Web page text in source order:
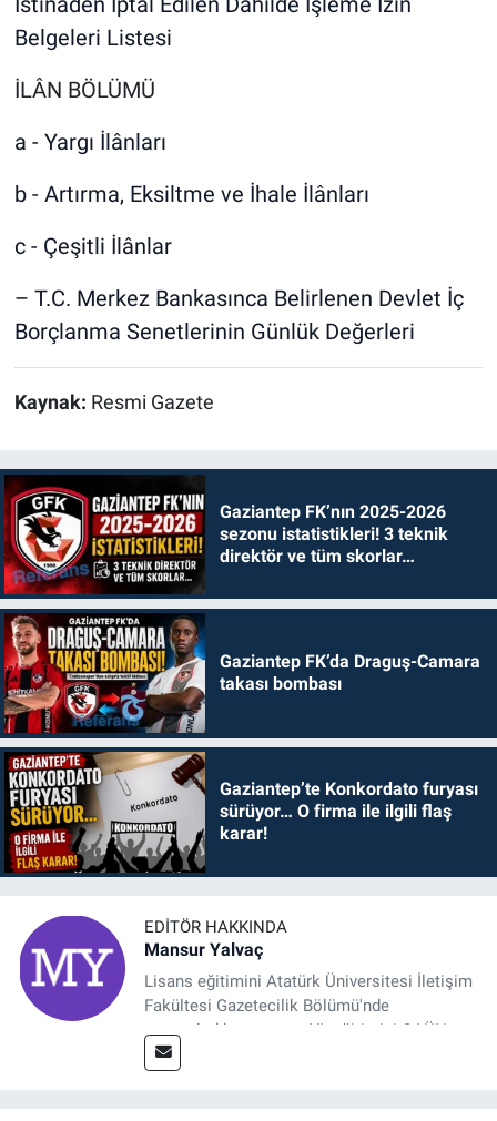
Belgeleri Listesi
İLÂN BÖLÜMÜ
a - Yargı İlânları
b - Artırma, Eksiltme ve İhale İlânları
c - Çeşitli İlânlar
– T.C. Merkez Bankasınca Belirlenen Devlet İç
Borçlanma Senetlerinin Günlük Değerleri
Kaynak: Resmi Gazete
Gaziantep FK’nın 2025-2026
sezonu istatistikleri! 3 teknik
direktör ve tüm skorlar…
Gaziantep FK’da Draguş-Camara
takası bombası
Gaziantep’te Konkordato furyası
sürüyor… O firma ile ilgili flaş
karar!
EDITÖR HAKKINDA
Mansur Yalvaç
Lisans eğitimini Atatürk Üniversitesi İletişim
Fakültesi Gazetecilik Bölümü'nde
tamamladıktan sonra, YL eğitimini GAÜN
Sosyal Bilimler Enstitüsü'nde İletişim ve T. D.